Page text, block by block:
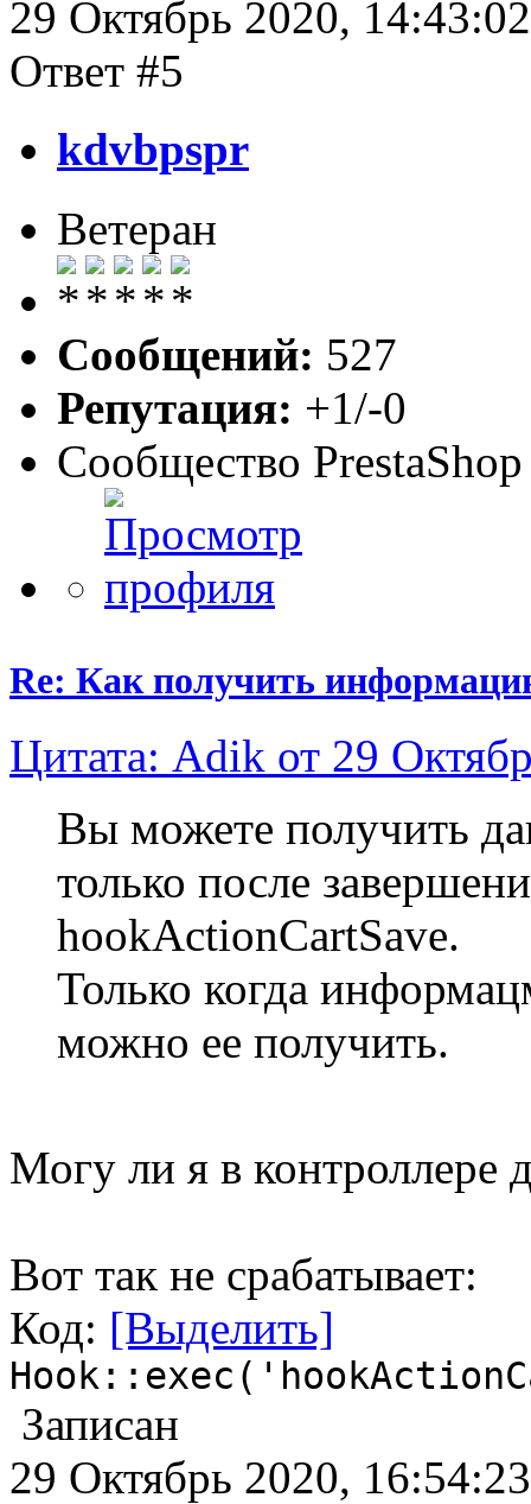
29 Октябрь 2020, 14:43:02
Ответ #5
kdvbpspr
Ветеран
Сообщений: 527
Репутация: +1/-0
Сообщество PrestaShop
Re: Как получить
Цитата: Adik от 29
Вы можете получить
только после
hookActionCartSave.
Только когда
можно ее получить.
Могу ли я в контроллере
Вот так не срабатывает:
Код: [Выделить]
Записан
29 Октябрь 2020, 16:54:23